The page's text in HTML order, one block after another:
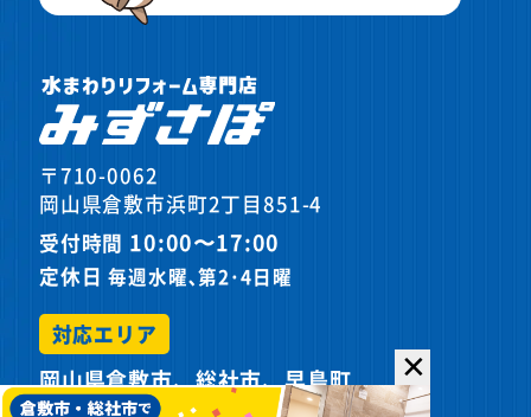
〒710-0062
岡山県倉敷市浜町2丁目851-4
受付時間 10:00〜17:00
定休日毎週水曜､第2･4日曜
対応エリア
岡山県倉敷市、総社市、早島町 ✕